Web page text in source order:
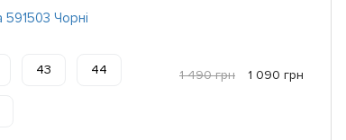
591503 Чорні
43 44 1 490 грн 1 090 грн